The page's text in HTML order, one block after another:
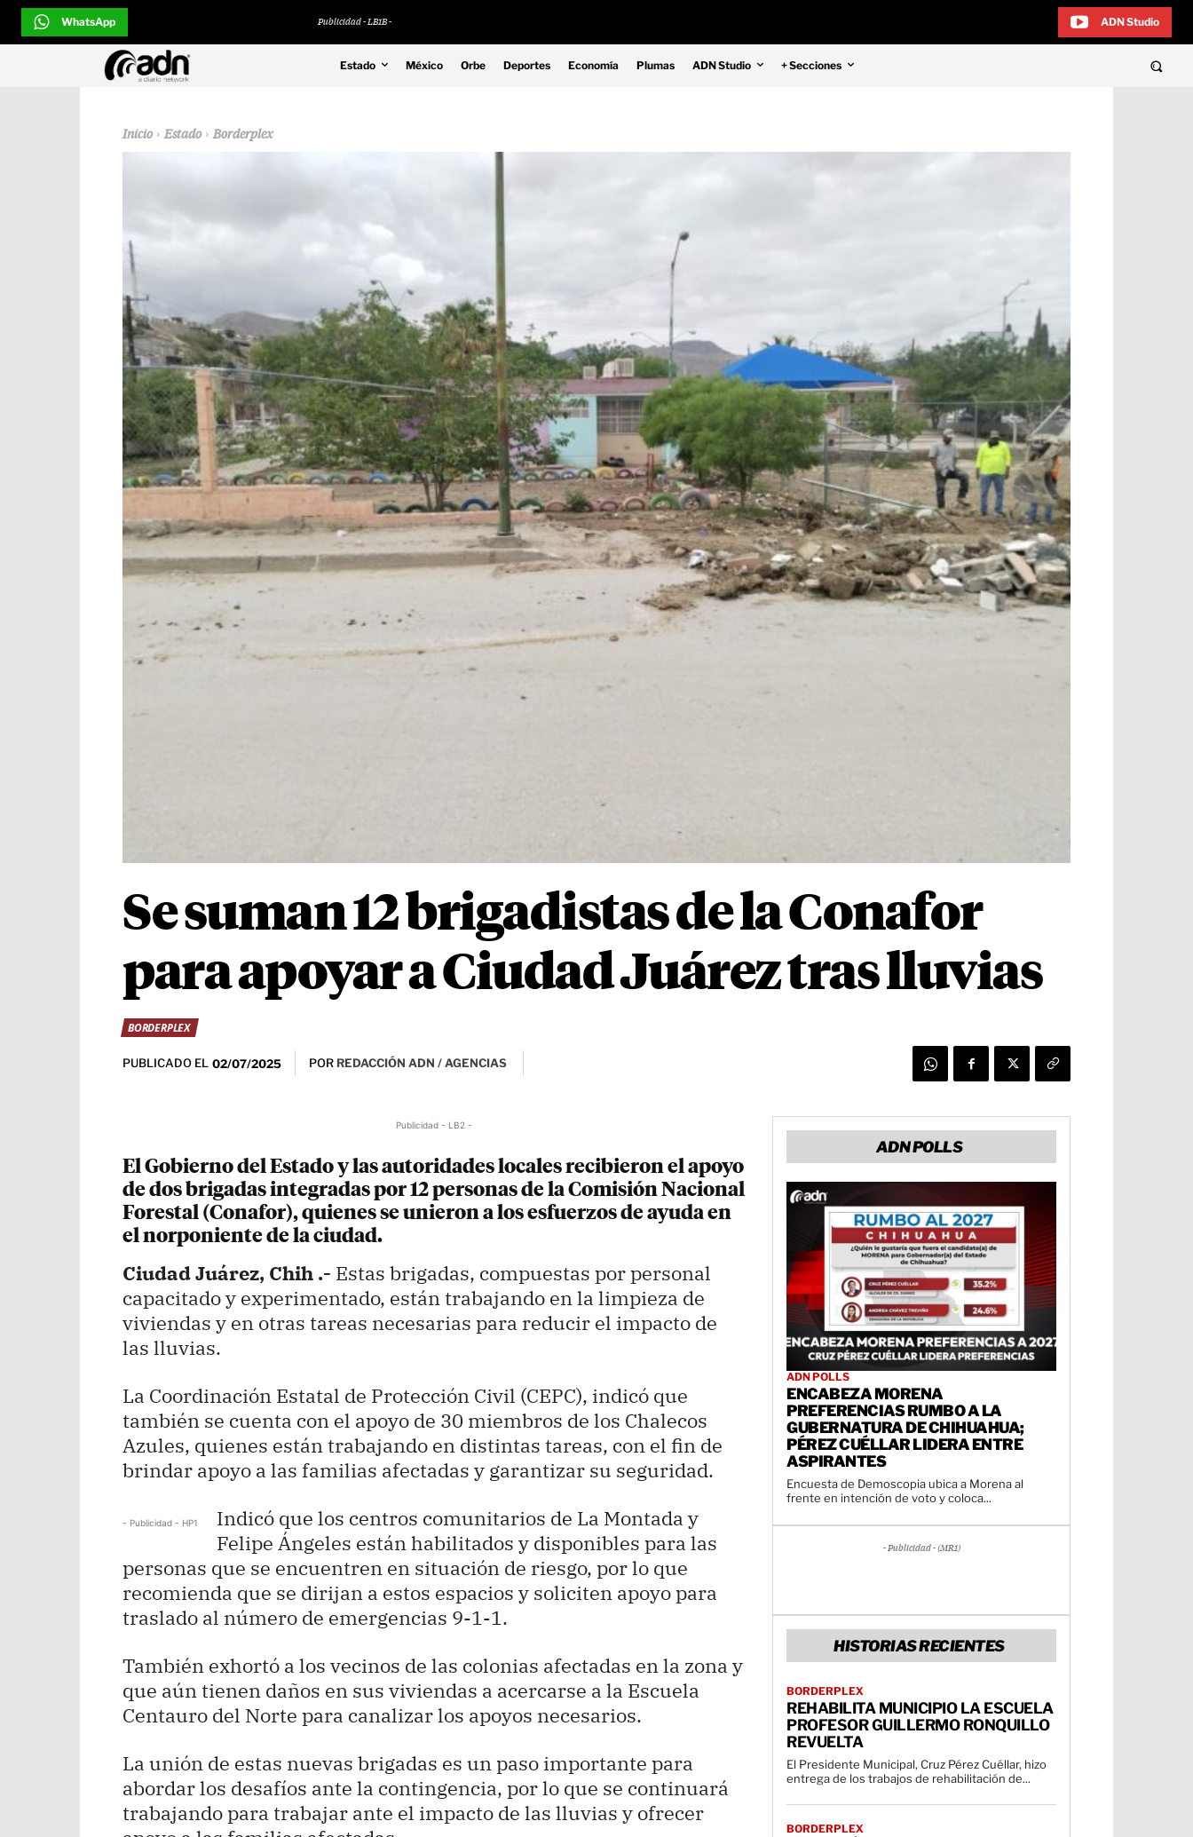
WhatsApp Publicidad - LB1B - ADN Studio
Estado México Orbe Deportes Economía Plumas ADN Studio + Secciones
Inicio Estado Borderplex
Se suman 12 brigadistas de la Conafor
para apoyar a Ciudad Juárez tras lluvias
BORDERPLEX
PUBLICADO EL 02/07/2025 POR REDACCIÓN ADN / AGENCIAS
Publicidad - LB2 -
El Gobierno del Estado y las autoridades locales recibieron el apoyo
de dos brigadas integradas por 12 personas de la Comisión Nacional
Forestal (Conafor), quienes se unieron a los esfuerzos de ayuda en
el norponiente de la ciudad.
Ciudad Juárez, Chih .- Estas brigadas, compuestas por personal
capacitado y experimentado, están trabajando en la limpieza de
viviendas y en otras tareas necesarias para reducir el impacto de
las lluvias.
La Coordinación Estatal de Protección Civil (CEPC), indicó que
también se cuenta con el apoyo de 30 miembros de los Chalecos
Azules, quienes están trabajando en distintas tareas, con el fin de
brindar apoyo a las familias afectadas y garantizar su seguridad.
- Publicidad - HP1
Indicó que los centros comunitarios de La Montada y
Felipe Ángeles están habilitados y disponibles para las
personas que se encuentren en situación de riesgo, por lo que
recomienda que se dirijan a estos espacios y soliciten apoyo para
traslado al número de emergencias 9-1-1.
También exhortó a los vecinos de las colonias afectadas en la zona y
que aún tienen daños en sus viviendas a acercarse a la Escuela
Centauro del Norte para canalizar los apoyos necesarios.
La unión de estas nuevas brigadas es un paso importante para
abordar los desafíos ante la contingencia, por lo que se continuará
trabajando para trabajar ante el impacto de las lluvias y ofrecer
ADN POLLS
ADN POLLS
ENCABEZA MORENA
PREFERENCIAS RUMBO A LA
GUBERNATURA DE CHIHUAHUA;
PÉREZ CUÉLLAR LIDERA ENTRE
ASPIRANTES
Encuesta de Demoscopia ubica a Morena al
frente en intención de voto y coloca...
- Publicidad - (MR1)
HISTORIAS RECIENTES
BORDERPLEX
REHABILITA MUNICIPIO LA ESCUELA
PROFESOR GUILLERMO RONQUILLO
REVUELTA
El Presidente Municipal, Cruz Pérez Cuéllar, hizo
entrega de los trabajos de rehabilitación de...
BORDERPLEX